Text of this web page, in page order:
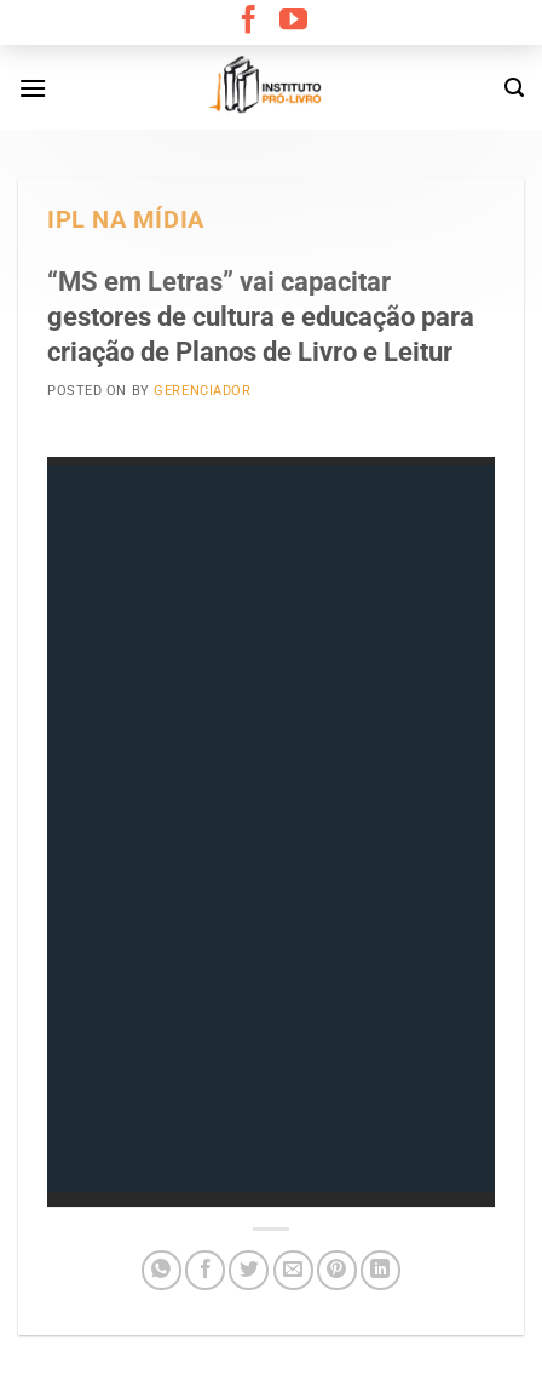
content
IPL NA MÍDIA
“MS em Letras” vai capacitar
gestores de cultura e educação para
criação de Planos de Livro e Leitur
POSTED ON BYGERENCIADOR